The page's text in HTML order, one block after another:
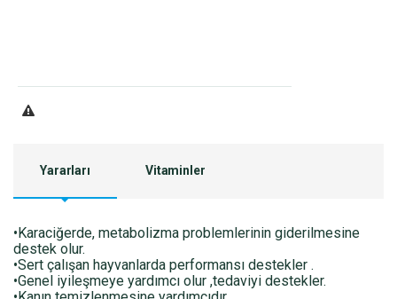
Yararları Vitaminler
•Karaciğerde, metabolizma problemlerinin giderilmesine
destek olur.
•Sert çalışan hayvanlarda performansı destekler .
•Genel iyileşmeye yardımcı olur ,tedaviyi destekler.